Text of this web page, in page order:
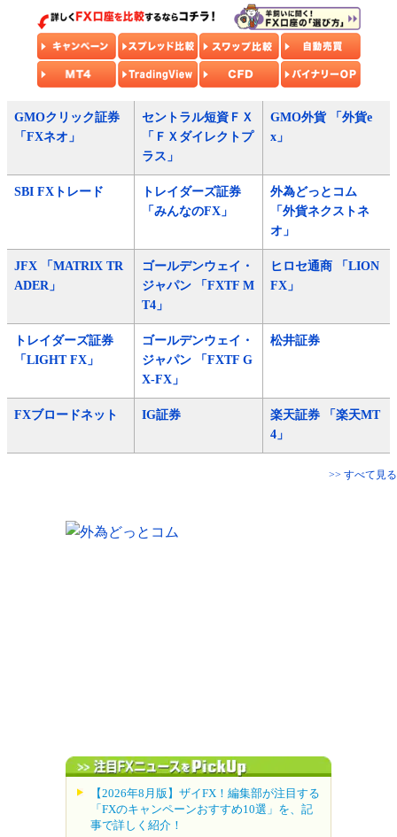
GMOクリック証券
「FXネオ」
セントラル短資ＦＸ
「ＦＸダイレクトプ
ラス」
GMO外貨 「外貨e
x」
SBI FXトレード
トレイダーズ証券
「みんなのFX」
外為どっとコム
「外貨ネクストネ
オ」
JFX 「MATRIX TR
ADER」
ゴールデンウェイ・
ジャパン 「FXTF M
T4」
ヒロセ通商 「LION
FX」
トレイダーズ証券
「LIGHT FX」
ゴールデンウェイ・
ジャパン 「FXTF G
X-FX」
松井証券
FXブロードネット IG証券
楽天証券 「楽天MT
4」
>> すべて見る
【2026年8月版】ザイFX！編集部が注目する
「FXのキャンペーンおすすめ10選」を、記
事で詳しく紹介！